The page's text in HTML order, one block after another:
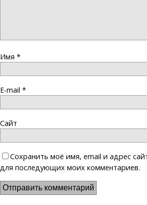
Имя *
E-mail *
Сайт
Сохранить моё имя, email и адрес
для последующих моих комментариев.